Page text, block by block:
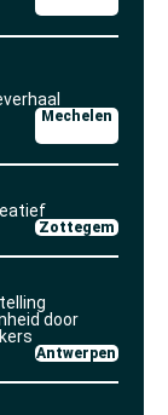
Mechelen
Zottegem
door
Antwerpen